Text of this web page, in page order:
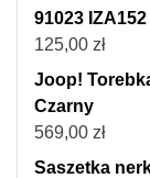
91023
125,00 zł
Joop!
Czarny
569,00 zł
Saszetka